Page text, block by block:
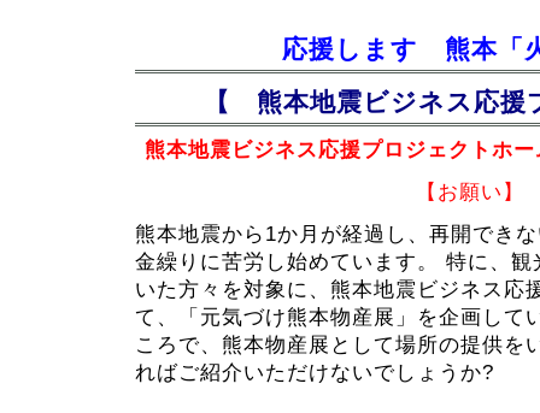
応援します 熊本「
【 熊本地震ビジネス応
熊本地震ビジネス応援プロジェクトホ
【お願い】
熊本地震から1か月が経過し、再開でき
金繰りに苦労し始めています。 特に、
いた方々を対象に、熊本地震ビジネス応
て、「元気づけ熊本物産展」を企画して
ころで、熊本物産展として場所の提供を
ればご紹介いただけないでしょうか?